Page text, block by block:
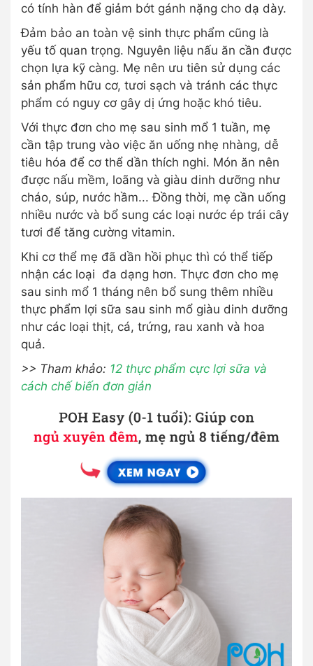
có tính hàn để giảm bớt gánh nặng cho dạ dày.
Đảm bảo an toàn vệ sinh thực phẩm cũng là
yếu tố quan trọng. Nguyên liệu nấu ăn cần được
chọn lựa kỹ càng. Mẹ nên ưu tiên sử dụng các
sản phẩm hữu cơ, tươi sạch và tránh các thực
phẩm có nguy cơ gây dị ứng hoặc khó tiêu.
Với thực đơn cho mẹ sau sinh mổ 1 tuần, mẹ
cần tập trung vào việc ăn uống nhẹ nhàng, dễ
tiêu hóa để cơ thể dần thích nghi. Món ăn nên
được nấu mềm, loãng và giàu dinh dưỡng như
cháo, súp, nước hầm... Đồng thời, mẹ cần uống
nhiều nước và bổ sung các loại nước ép trái cây
tươi để tăng cường vitamin.
Khi cơ thể mẹ đã dần hồi phục thì có thể tiếp
nhận các loại đa dạng hơn. Thực đơn cho mẹ
sau sinh mổ 1 tháng nên bổ sung thêm nhiều
thực phẩm lợi sữa sau sinh mổ giàu dinh dưỡng
như các loại thịt, cá, trứng, rau xanh và hoa
quả.
>> Tham khảo: 12 thực phẩm cực lợi sữa và
cách chế biến đơn giản